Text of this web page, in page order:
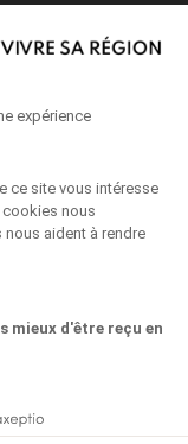
expérience
ce site vous intéresse
cookies nous
aident à rendre
mieux d'être reçu en